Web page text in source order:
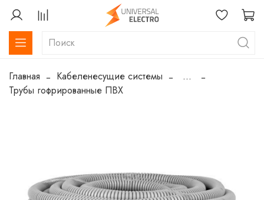
Главная Кабеленесущие системы
...
Трубы гофрированные ПВХ